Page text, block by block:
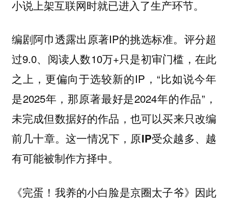
小说上架互联网时就已进入了生产环节。
编剧阿巾透露出原著IP的挑选标准。评分超
过9.0、阅读人数10万+只是初审门槛，在此
之上，更偏向于选较新的IP，“比如说今年
是2025年，那原著最好是2024年的作品”，
未完成但数据好的作品，也可以买来只改编
前几十章。这一情况下， 原IP受众越多、越
有可能被制作方择中。
《完蛋！我养的小白脸是京圈太子爷》因此